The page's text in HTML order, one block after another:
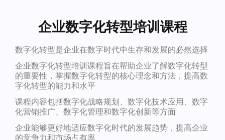
企业数字化转型培训课程
数字化转型是企业在数字时代中生存和发展的必然选择
企业数字化转型培训课程旨在帮助企业了解数字化转型
的重要性，掌握数字化转型的核心理念和方法，提高数
字化转型的能力和水平
课程内容包括数字化战略规划、数字化技术应用、数字
化营销推广、数字化管理和数字化创新等方面
企业能够更好地适应数字化时代的发展趋势，提高企业
的竞争力和市场占有率